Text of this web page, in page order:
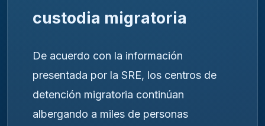
custodia migratoria
De acuerdo con la información
presentada por la SRE, los centros de
detención migratoria continúan
albergando a miles de personas